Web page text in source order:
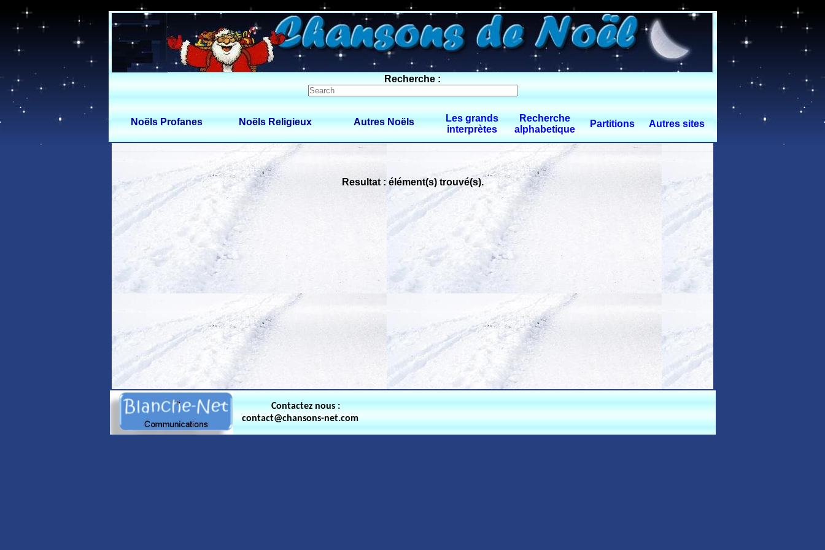
0 $limitbot 1 $limittot 2
Recherche :
Noëls Profanes Noëls Religieux Autres Noëls
Les grands
interprètes
Recherche
alphabetique
Partitions Autres sites
Resultat : élément(s) trouvé(s).
Contactez nous :
contact@chansons-net.com